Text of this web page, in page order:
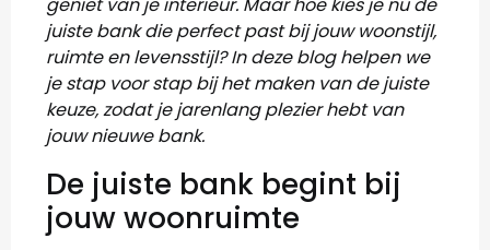
juiste bank die perfect past bij jouw woonstijl,
ruimte en levensstijl? In deze blog helpen we
je stap voor stap bij het maken van de juiste
keuze, zodat je jarenlang plezier hebt van
jouw nieuwe bank.
De juiste bank begint bij
jouw woonruimte